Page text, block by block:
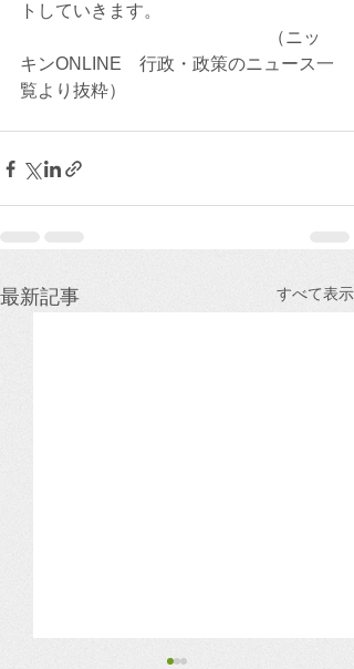
トしていきます。
（ニッ
キンONLINE　行政・政策のニュース一
覧より抜粋）
最新記事 すべて表示